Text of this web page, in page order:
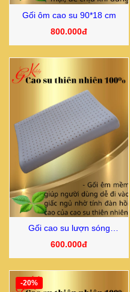
Gối ôm cao su 90*18 cm
800.000đ
Gối cao su lượn sóng
37*57*11 cm
600.000đ
-20%